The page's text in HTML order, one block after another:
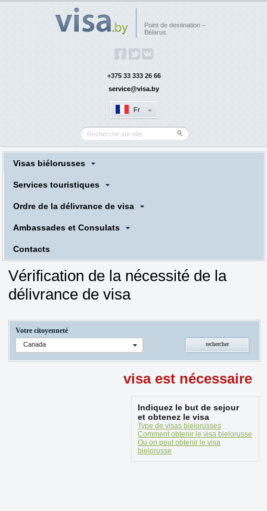
Point de destination –
Bélarus
+375 33 333 26 66
service@visa.by
Fr
Visas biélorusses
Services touristiques
Ordre de la délivrance de visa
Ambassades et Consulats
Сontacts
Vérification de la nécessité de la
délivrance de visa
Votre citoyenneté
Canada
visa est nécessaire
Indiquez le but de sejour
et obtenez le visa
Type de visas bielorusses
Comment obtenir le visa bielorusse
Ou on peut obtenir le visa
bielorusse